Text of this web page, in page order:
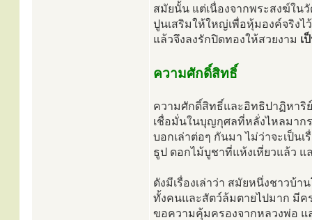
สมัยนั้น แต่เนื่องจากพระสงฆ์ใ
ปูนเสริมให้ใหญ่เพื่อหุ้มองค์จริง
แล้วจึงลงรักปิดทองให้สวยงาม เ
ความศักดิ์สิทธิ์
ความศักดิ์สิทธิ์และอิทธิปาฏิหาริ
เชื่อมั่นในบุญกุศลที่หลั่งไหลมาก
บอกเล่าต่อๆ กันมา ไม่ว่าจะเป็น
ธูป ดอกไม้บูชาที่แห้งเหี่ยวแล้ว
ดังมีเรื่องเล่าว่า สมัยหนึ่งชาวบ้
ทั้งคนและสัตว์ล้มตายไปมาก มีค
ขอความคุ้มครองจากหลวงพ่อ แ